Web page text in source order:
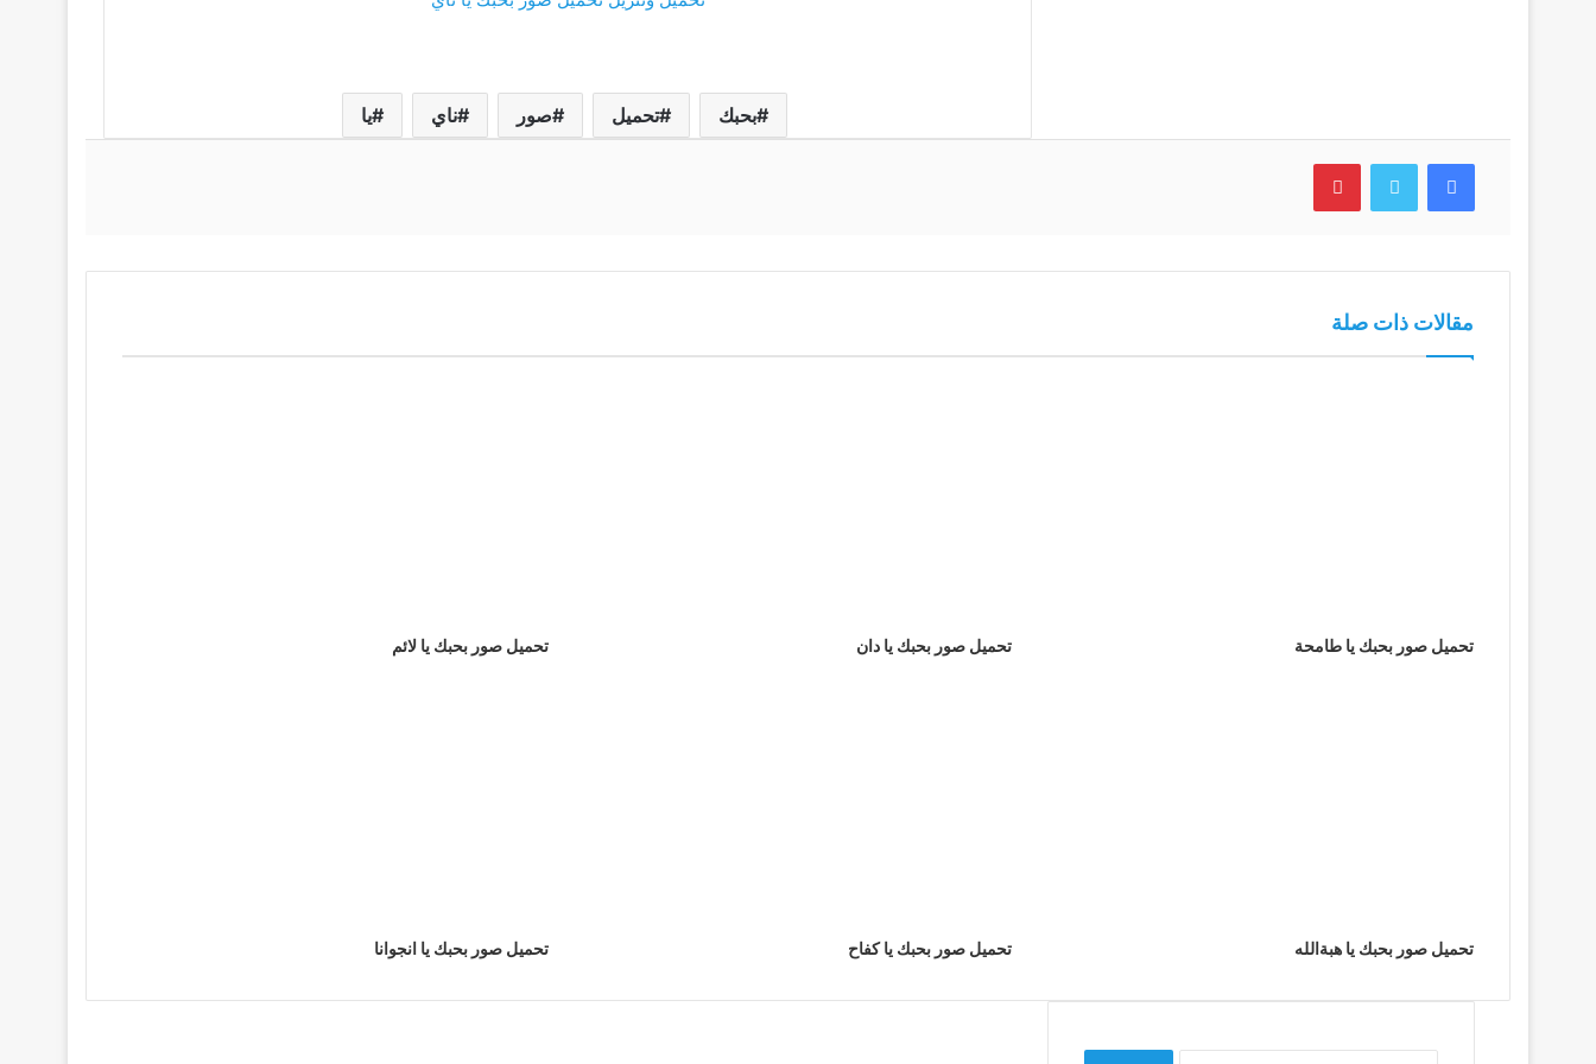
بحبك تحميل صور ناي يا
فيسبوك تويتر بينتيريست
مقالات ذات صلة
تحميل صور بحبك يا طامحة تحميل صور بحبك يا دان تحميل صور بحبك يا لائم
تحميل صور بحبك يا هبةالله تحميل صور بحبك يا كفاح تحميل صور بحبك يا انجوانا